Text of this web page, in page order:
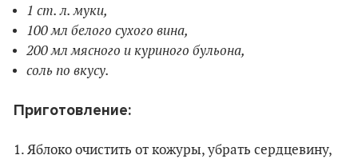
1 ст. л. муки,
100 мл белого сухого вина,
200 мл мясного и куриного бульона,
соль по вкусу.
Приготовление:
1. Яблоко очистить от кожуры, убрать сердцевину,